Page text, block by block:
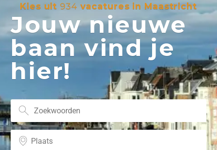
Kies uit934 vacatures in Maastricht
Jouw nieuwe
baan vind je
hier!